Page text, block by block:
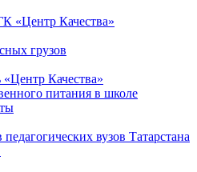
«Центр Качества»
грузов
Качества»
питания в школе
вузов Татарстана